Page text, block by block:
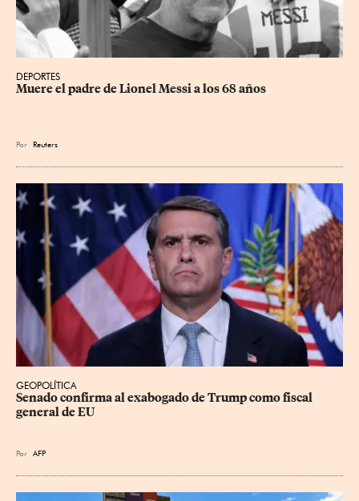
DEPORTES
Muere el padre de Lionel Messi a los 68 años
Por Reuters
GEOPOLÍTICA
Senado confirma al exabogado de Trump como fiscal
general de EU
Por AFP